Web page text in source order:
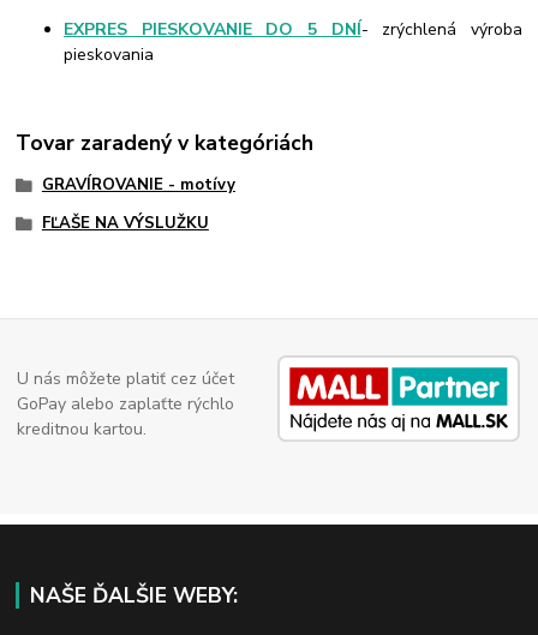
EXPRES PIESKOVANIE DO 5 DNÍ- zrýchlená výroba
pieskovania
Tovar zaradený v kategóriách
GRAVÍROVANIE - motívy
FĽAŠE NA VÝSLUŽKU
U nás môžete platiť cez účet
GoPay alebo zaplaťte rýchlo
kreditnou kartou.
NAŠE ĎALŠIE WEBY: